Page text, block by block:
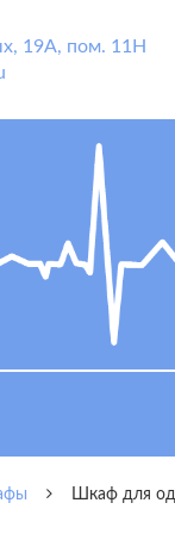
19А, пом. 11Н
Шкаф для